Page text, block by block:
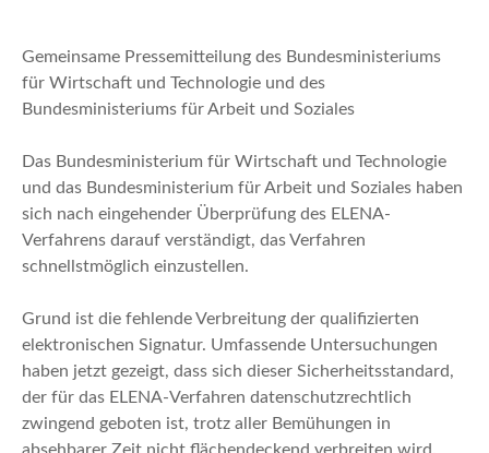
Gemeinsame Pressemitteilung des Bundesministeriums
für Wirtschaft und Technologie und des
Bundesministeriums für Arbeit und Soziales
Das Bundesministerium für Wirtschaft und Technologie
und das Bundesministerium für Arbeit und Soziales haben
sich nach eingehender Überprüfung des ELENA-
Verfahrens darauf verständigt, das Verfahren
schnellstmöglich einzustellen.
Grund ist die fehlende Verbreitung der qualifizierten
elektronischen Signatur. Umfassende Untersuchungen
haben jetzt gezeigt, dass sich dieser Sicherheitsstandard,
der für das ELENA-Verfahren datenschutzrechtlich
zwingend geboten ist, trotz aller Bemühungen in